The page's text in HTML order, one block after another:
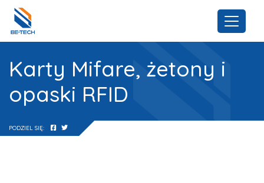
Karty Mifare, żetony i
opaski RFID
PODZIEL SIĘ: